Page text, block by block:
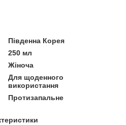
Південна Корея
250 мл
Жіноча
Для щоденного
використання
Протизапальне